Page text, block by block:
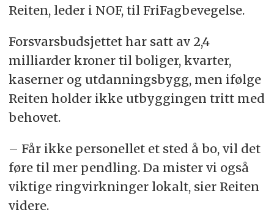
Reiten, leder i NOF, til FriFagbevegelse.
Forsvarsbudsjettet har satt av 2,4
milliarder kroner til boliger, kvarter,
kaserner og utdanningsbygg, men ifølge
Reiten holder ikke utbyggingen tritt med
behovet.
– Får ikke personellet et sted å bo, vil det
føre til mer pendling. Da mister vi også
viktige ringvirkninger lokalt, sier Reiten
videre.